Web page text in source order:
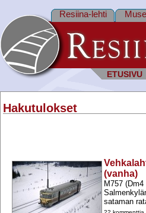
ETUSIVU
Resiina-lehti
Hakutulokset
(vanha)
M757
sataman